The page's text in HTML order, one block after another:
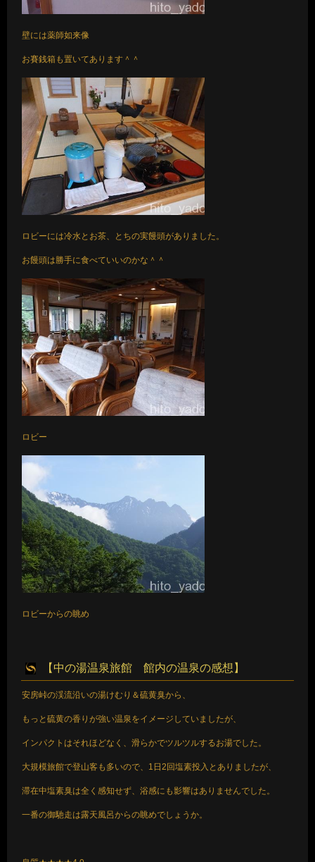
壁には薬師如来像
お賽銭箱も置いてあります＾＾
ロビーには冷水とお茶、とちの実饅頭がありました。
お饅頭は勝手に食べていいのかな＾＾
ロビー
ロビーからの眺め
【中の湯温泉旅館 館内の温泉の感想】
安房峠の渓流沿いの湯けむり＆硫黄臭から、
もっと硫黄の香りが強い温泉をイメージしていましたが、
インパクトはそれほどなく、滑らかでツルツルするお湯でした。
大規模旅館で登山客も多いので、1日2回塩素投入とありましたが、
滞在中塩素臭は全く感知せず、浴感にも影響はありませんでした。
一番の御馳走は露天風呂からの眺めでしょうか。